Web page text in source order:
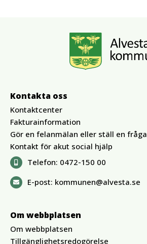
Kontakta oss
Kontaktcenter
Fakturainformation
Gör en felanmälan eller ställ en fråga
Kontakt för akut social hjälp
Telefon: 0472-150 00
E-post: kommunen@alvesta.se
Om webbplatsen
Om webbplatsen
Tillgänglighetsredogörelse